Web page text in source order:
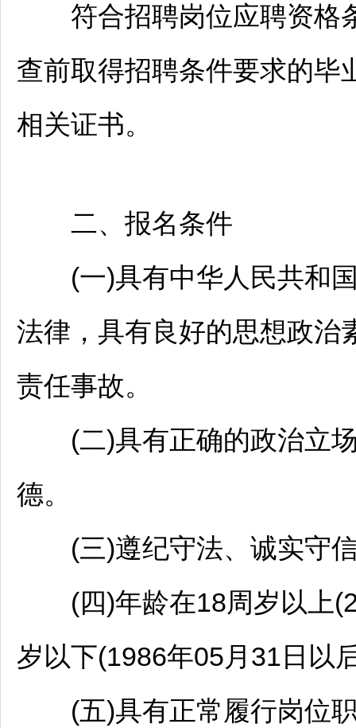
符合招聘岗位应聘资格
查前取得招聘条件要求的毕
相关证书。
二、报名条件
(一)具有中华人民共和国
法律，具有良好的思想政治
责任事故。
(二)具有正确的政治立场
德。
(三)遵纪守法、诚实守信
(四)年龄在18周岁以上
岁以下(1986年05月31日以
(五)具有正常履行岗位职